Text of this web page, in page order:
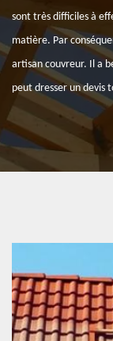
sont très difficiles à
matière. Par
artisan couvreur. Il a
peut dresser un devis